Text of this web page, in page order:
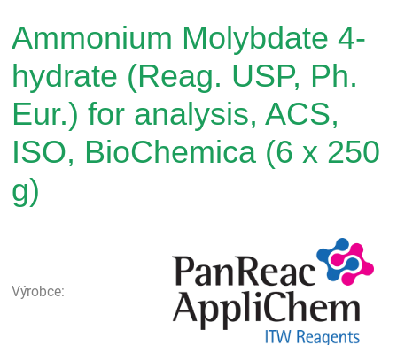
Ammonium Molybdate 4-
hydrate (Reag. USP, Ph.
Eur.) for analysis, ACS,
ISO, BioChemica (6 x 250
g)
Výrobce: